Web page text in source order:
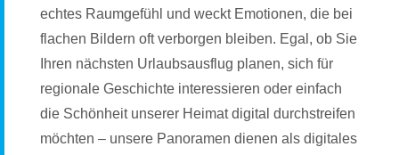
echtes Raumgefühl und weckt Emotionen, die bei
flachen Bildern oft verborgen bleiben. Egal, ob Sie
Ihren nächsten Urlaubsausflug planen, sich für
regionale Geschichte interessieren oder einfach
die Schönheit unserer Heimat digital durchstreifen
möchten – unsere Panoramen dienen als digitales